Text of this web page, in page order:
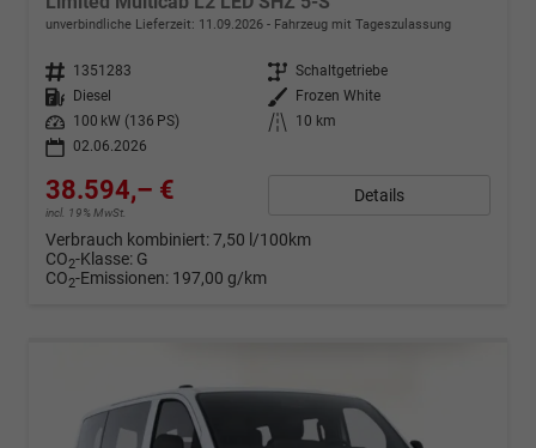
unverbindliche Lieferzeit: 11.09.2026 Fahrzeug mit Tageszulassung
Fahrzeugnr. 1351283 Getriebe Schaltgetriebe
Kraftstoff
Diesel Außenfarbe
Frozen White
Leistung
100 kW (136 PS) Kilometerstand
10 km
02.06.2026
38.594,– €
incl. 19% MwSt.
Details
Verbrauch kombiniert:7,50 l/100km
CO2-Klasse: G
CO2-Emissionen: 197,00 g/km